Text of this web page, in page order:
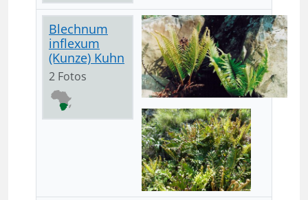
Blechnum
inflexum
(Kunze) Kuhn
2 Fotos